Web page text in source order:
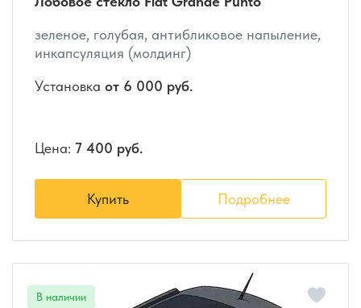
зеленое, голубая, антибликовое напыление,
инкапсуляция (молдинг)
Установка от 6 000 руб.
Цена: 7 400 руб.
Купить Подробнее